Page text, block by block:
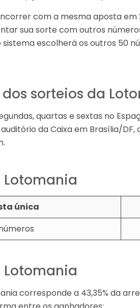
com a mesma aposta em
sua sorte com outros
sistema escolherá os outros 50
sorteios da
quartas e sextas no
auditório da Caixa em Brasília/
Lotomania
única
Lotomania
corresponde a 43,35% da